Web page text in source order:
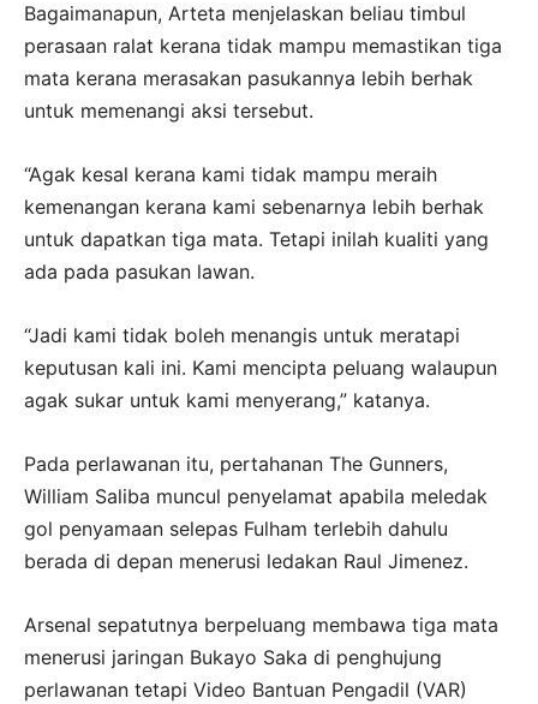
Bagaimanapun, Arteta menjelaskan beliau timbul
perasaan ralat kerana tidak mampu memastikan tiga
mata kerana merasakan pasukannya lebih berhak
untuk memenangi aksi tersebut.
“Agak kesal kerana kami tidak mampu meraih
kemenangan kerana kami sebenarnya lebih berhak
untuk dapatkan tiga mata. Tetapi inilah kualiti yang
ada pada pasukan lawan.
“Jadi kami tidak boleh menangis untuk meratapi
keputusan kali ini. Kami mencipta peluang walaupun
agak sukar untuk kami menyerang,” katanya.
Pada perlawanan itu, pertahanan The Gunners,
William Saliba muncul penyelamat apabila meledak
gol penyamaan selepas Fulham terlebih dahulu
berada di depan menerusi ledakan Raul Jimenez.
Arsenal sepatutnya berpeluang membawa tiga mata
menerusi jaringan Bukayo Saka di penghujung
perlawanan tetapi Video Bantuan Pengadil (VAR)